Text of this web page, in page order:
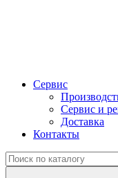
Сервис
Сервис и
Доставка
Контакты